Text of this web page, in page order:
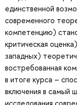
единственной
современного
компетенцию)
критическая
западных)
востребованная
в итоге курса –
включения в самый